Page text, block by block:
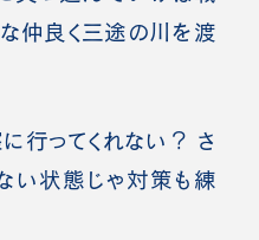
仲良く三途の川を渡
に行ってくれない？ さ
い状態じゃ対策も練